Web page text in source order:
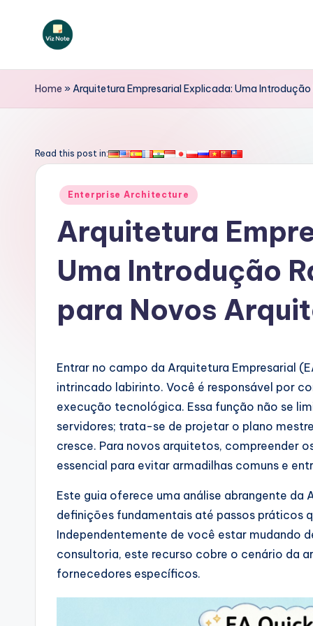
V
iz
o
rt
A
Home »Arquitetura Empresarial Explicada: Uma
Read this post in:
Posted
Enterprise Architecture
Arquitetura
Uma Introdução
para Novos
Entrar no campo da Arquitetura Empresarial
intrincado labirinto. Você é responsável por
execução tecnológica. Essa função não se
servidores; trata-se de projetar o plano
cresce. Para novos arquitetos, compreender
essencial para evitar armadilhas comuns e
Este guia oferece uma análise abrangente da
definições fundamentais até passos práticos
Independentemente de você estar mudando
consultoria, este recurso cobre o cenário da
fornecedores específicos.